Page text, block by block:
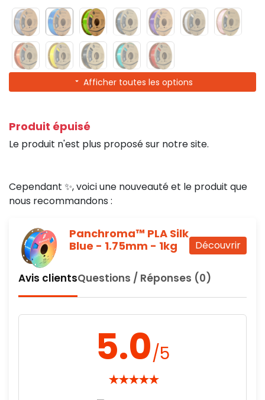
Afficher toutes les options
Produit épuisé
Le produit n'est plus proposé sur notre site.
Cependant ✨, voici une nouveauté et le produit que
nous recommandons :
Découvrir
Panchroma™ PLA Silk
Blue - 1.75mm - 1kg
Avis clientsQuestions / Réponses (0)
5.0/5
★★★★★